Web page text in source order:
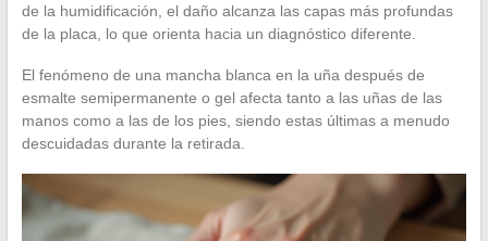
de la humidificación, el daño alcanza las capas más profundas
de la placa, lo que orienta hacia un diagnóstico diferente.
El fenómeno de una mancha blanca en la uña después de
esmalte semipermanente o gel afecta tanto a las uñas de las
manos como a las de los pies, siendo estas últimas a menudo
descuidadas durante la retirada.